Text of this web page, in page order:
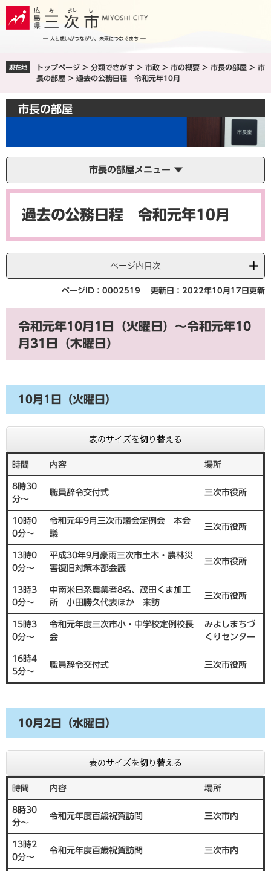
ペ
ジ
メ
ュ
へ
現在地 トップページ > 分類でさがす > 市政 > 市の概要 > 市長の部屋 > 市
長の部屋 > 過去の公務日程 令和元年10月
市長の部屋
市長の部屋メニュー
本
過去の公務日程 令和元年10月
ページ内目次
ページID：0002519 更新日：2022年10月17日更新
令和元年10月1日（火曜日）～令和元年10
月31日（木曜日）
10月1日（火曜日）
表のサイズを切り替える
時間 内容 場所
8時30
分～
職員辞令交付式 三次市役所
10時0
0分～
令和元年9月三次市議会定例会 本会
議
三次市役所
13時0
0分～
平成30年9月豪雨三次市土木・農林災
害復旧対策本部会議
三次市役所
13時3
0分～
中南米日系農業者8名、茂田くま加工
所 小田勝久代表ほか 来訪
三次市役所
15時3
0分～
令和元年度三次市小・中学校定例校長
会
みよしまちづ
くりセンター
16時4
5分～
職員辞令交付式 三次市役所
10月2日（水曜日）
表のサイズを切り替える
時間 内容 場所
8時30
分～
令和元年度百歳祝賀訪問 三次市内
13時2
0分～
令和元年度百歳祝賀訪問 三次市内